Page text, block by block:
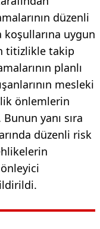
düzenli
uygun
titizlikle takip
planlı
mesleki
önlemlerin
Bunun yanı sıra
düzenli risk